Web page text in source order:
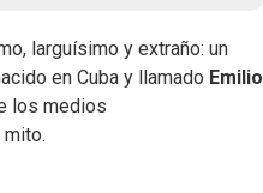
larguísimo y extraño: un
en Cuba y llamado Emilio
los medios